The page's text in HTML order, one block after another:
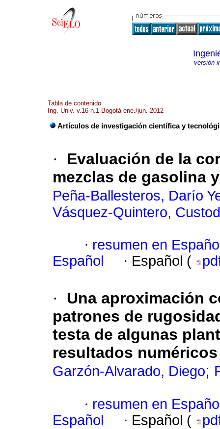
versión
Tabla de contenido
Ing. Univ. v.16 n.1 Bogotá ene./jun. 2012
Artículos de investigación científica y
·
Evaluación de la
mezclas de gasolina
Peña-Ballesteros, Darío
Vásquez-Quintero,
· resumen en
Español
· Español (
·
Una aproximación
patrones de
testa de algunas
resultados numéricos
Garzón-Alvarado, Diego;
· resumen en
Español
· Español (